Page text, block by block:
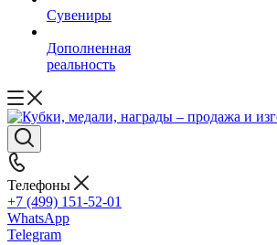
Сувениры
Дополненная
реальность
Телефоны
+7 (499) 151-52-01
WhatsApp
Telegram